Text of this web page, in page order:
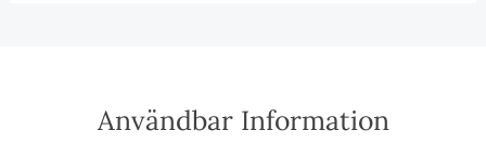
Användbar Information